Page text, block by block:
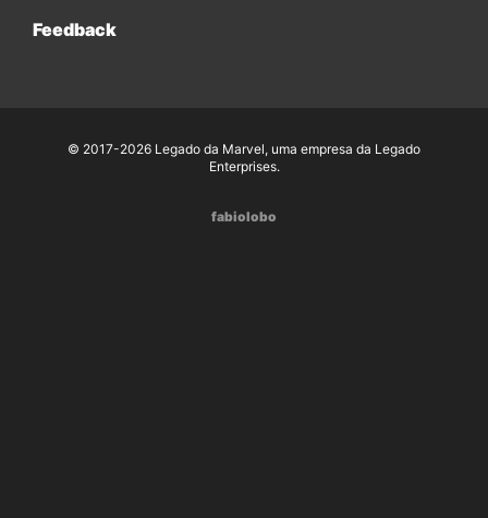
Feedback
© 2017-2026 Legado da Marvel, uma empresa da Legado
Enterprises.
fabiolobo